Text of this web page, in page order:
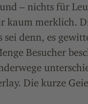
– nichts für
kaum merklich.
denn, es
Besucher
Die kurze